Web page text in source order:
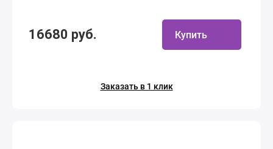
16680 руб. Купить
Заказать в 1 клик